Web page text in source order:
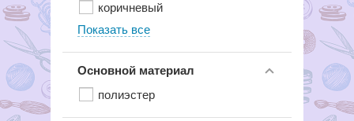
коричневый
Показать все
Основной материал
полиэстер